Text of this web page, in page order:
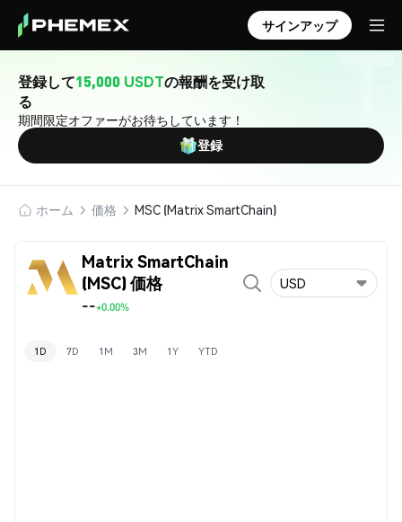
サインアップ
登録して15,000 USDTの報酬を受け取
る
期間限定オファーがお待ちしています！
登録
ホーム 価格 MSC (Matrix SmartChain)
Matrix SmartChain
(MSC) 価格
--+0.00%
USD
1D 7D 1M 3M 1Y YTD